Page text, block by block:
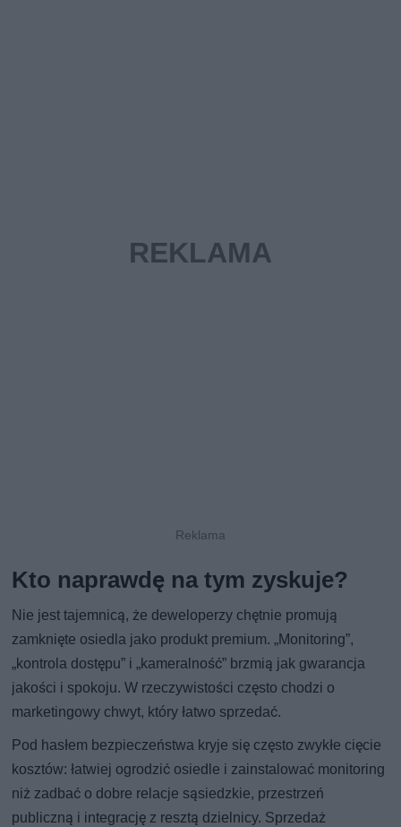
Kto naprawdę na tym zyskuje?
Nie jest tajemnicą, że deweloperzy chętnie promują
zamknięte osiedla jako produkt premium. „Monitoring”,
„kontrola dostępu” i „kameralność” brzmią jak gwarancja
jakości i spokoju. W rzeczywistości często chodzi o
marketingowy chwyt, który łatwo sprzedać.
Pod hasłem bezpieczeństwa kryje się często zwykłe cięcie
kosztów: łatwiej ogrodzić osiedle i zainstalować monitoring
niż zadbać o dobre relacje sąsiedzkie, przestrzeń
publiczną i integrację z resztą dzielnicy. Sprzedaż